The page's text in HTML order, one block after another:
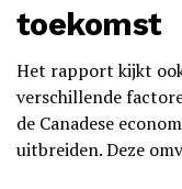
toekomst
Het rapport kijkt
verschillende
de Canadese
uitbreiden. Deze